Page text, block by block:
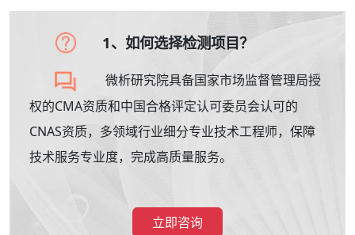
1、如何选择检测项目？
微析研究院具备国家市场监督管理局授
权的CMA资质和中国合格评定认可委员会认可的
CNAS资质，多领域行业细分专业技术工程师，保障
技术服务专业度，完成高质量服务。
立即咨询